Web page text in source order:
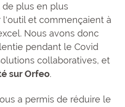
plus en plus
l'outil et commençaient à
Nous avons donc
pendant le Covid
collaboratives, et
sur Orfeo.
a permis de réduire le